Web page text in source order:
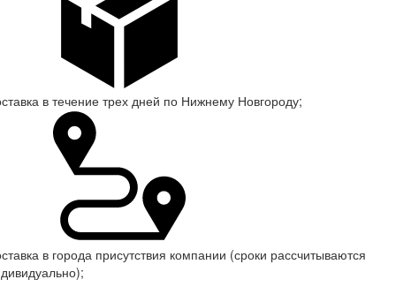
в течение трех дней по Нижнему Новгороду;
в города присутствия компании (сроки рассчитываются